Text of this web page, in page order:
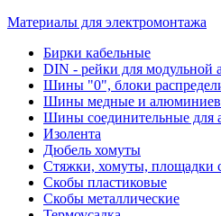
Материалы для электромонтажа
Бирки кабельные
DIN - рейки для модульной
Шины "0", блоки
Шины медные и
Шины соединительные для
Изолента
Дюбель хомуты
Стяжки, хомуты, площадки
Скобы пластиковые
Скобы металлические